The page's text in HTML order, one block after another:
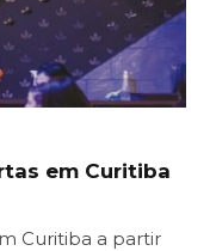
em Curitiba
Curitiba a partir